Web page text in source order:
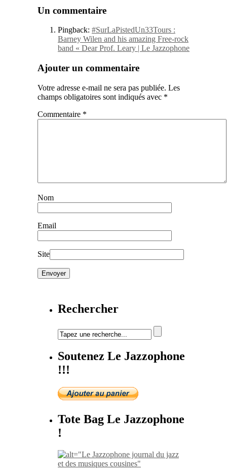
Un commentaire
Pingback: #SurLaPistedUn33Tours :
Barney Wilen and his amazing Free-rock
band « Dear Prof. Leary | Le Jazzophone
Ajouter un commentaire
Votre adresse e-mail ne sera pas publiée. Les
champs obligatoires sont indiqués avec *
Commentaire *
Nom
Email
Site
Rechercher
Soutenez Le Jazzophone
!!!
Tote Bag Le Jazzophone
!